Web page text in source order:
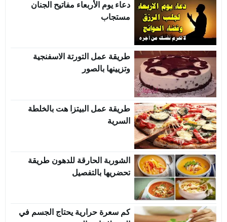
دعاء يوم الأربعاء مفاتيح الجنان
مستجاب
طريقة عمل التورتة الاسفنجية
وتزيينها بالصور
طريقة عمل البيتزا هت بالخلطة
السرية
الشوربة الحارقة للدهون طريقة
تحضريها بالتفصيل
كم سعرة حرارية يحتاج الجسم في